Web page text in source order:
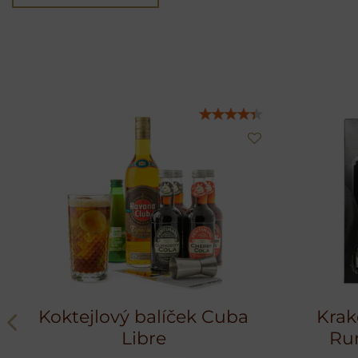
Koktejlový balíček Cuba
Libre